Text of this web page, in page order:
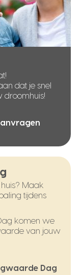
dat je snel
droomhuis!
Maak
tijdens
komen we
van jouw
Dag